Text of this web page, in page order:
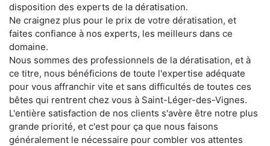
disposition des experts de la dératisation.
Ne craignez plus pour le prix de votre dératisation, et
faites confiance à nos experts, les meilleurs dans ce
domaine.
Nous sommes des professionnels de la dératisation, et à
ce titre, nous bénéficions de toute l'expertise adéquate
pour vous affranchir vite et sans difficultés de toutes ces
bêtes qui rentrent chez vous à Saint-Léger-des-Vignes.
L'entière satisfaction de nos clients s'avère être notre plus
grande priorité, et c'est pour ça que nous faisons
généralement le nécessaire pour combler vos attentes